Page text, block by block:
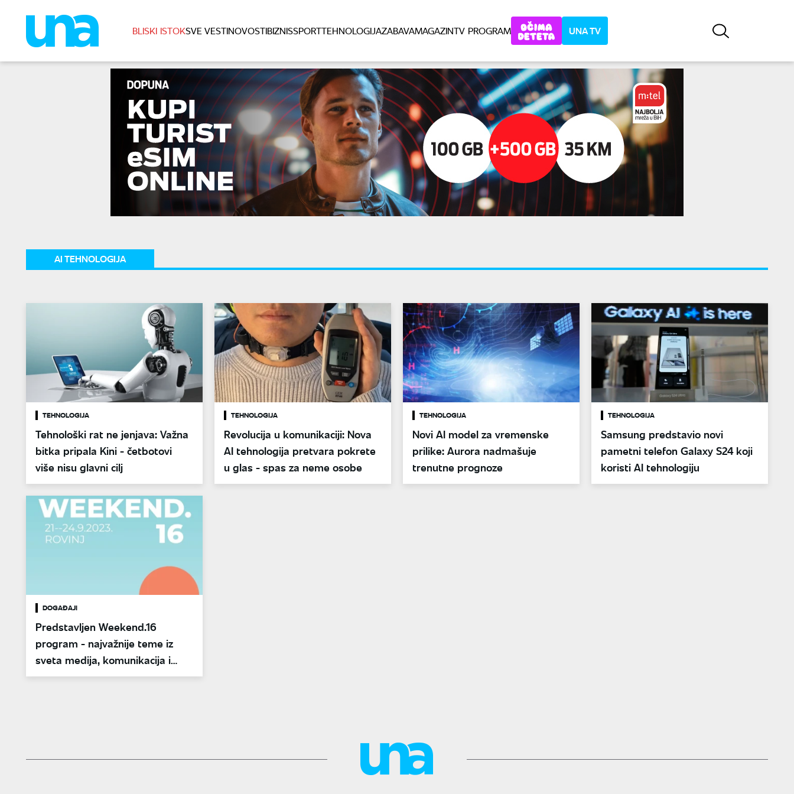
BLISKI ISTOKSVE VESTINOVOSTIBIZNISSPORTTEHNOLOGIJAZABAVAMAGAZINTV PROGRAM UNA TV
AI TEHNOLOGIJA
TEHNOLOGIJA
Tehnološki rat ne jenjava: Važna
bitka pripala Kini - četbotovi
više nisu glavni cilj
TEHNOLOGIJA
Revolucija u komunikaciji: Nova
AI tehnologija pretvara pokrete
u glas - spas za neme osobe
TEHNOLOGIJA
Novi AI model za vremenske
prilike: Aurora nadmašuje
trenutne prognoze
TEHNOLOGIJA
Samsung predstavio novi
pametni telefon Galaxy S24 koji
koristi AI tehnologiju
DOGAĐAJI
Predstavljen Weekend.16
program - najvažnije teme iz
sveta medija, komunikacija i
biznisa krajem septembra u